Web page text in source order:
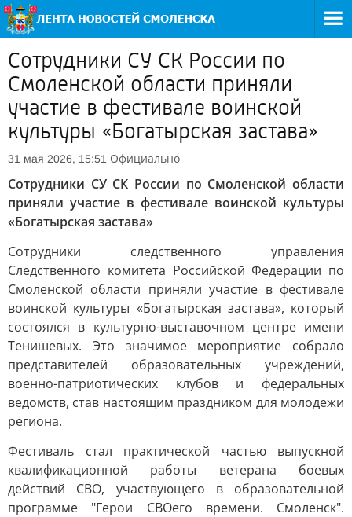
Сотрудники СУ СК России по
Смоленской области приняли
участие в фестивале воинской
культуры «Богатырская застава»
31 мая 2026, 15:51 Официально
Сотрудники СУ СК России по Смоленской области
приняли участие в фестивале воинской культуры
«Богатырская застава»
Сотрудники следственного управления
Следственного комитета Российской Федерации по
Смоленской области приняли участие в фестивале
воинской культуры «Богатырская застава», который
состоялся в культурно-выставочном центре имени
Тенишевых. Это значимое мероприятие собрало
представителей образовательных учреждений,
военно-патриотических клубов и федеральных
ведомств, став настоящим праздником для молодежи
региона.
Фестиваль стал практической частью выпускной
квалификационной работы ветерана боевых
действий СВО, участвующего в образовательной
программе "Герои СВОего времени. Смоленск".